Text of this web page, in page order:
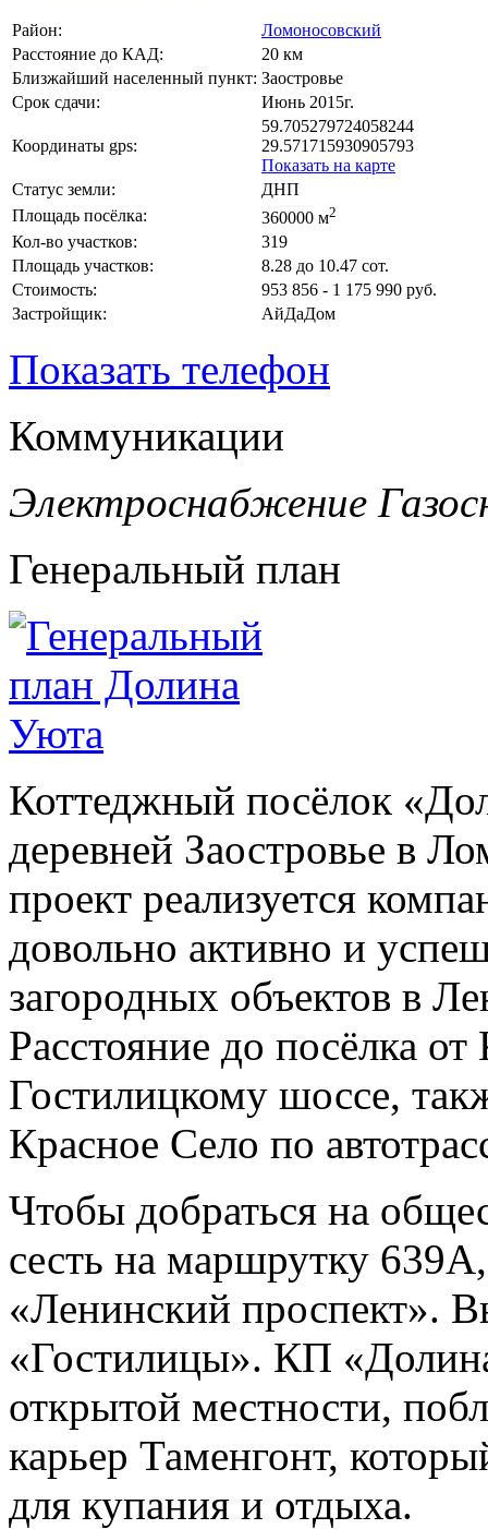
Район:
Ломоносовский
Расстояние до КАД:
20 км
Близжайший населенный пункт: Заостровье
Срок сдачи:
Июнь 2015г.
Координаты gps:
59.705279724058244
29.571715930905793
Показать на карте
Статус земли:
ДНП
Площадь посёлка:
360000 м2
Кол-во участков:
319
Площадь участков:
8.28 до 10.47 сот.
Стоимость:
953 856 - 1 175 990 руб.
Застройщик:
АйДаДом
Показать телефон
Коммуникации
Электроснабжение
Генеральный план
Коттеджный посёлок
деревней Заостровье в
проект реализуется
довольно активно и
загородных объектов в
Расстояние до посёлка
Гостилицкому шоссе,
Красное Село по
Чтобы добраться на
сесть на маршрутку
«Ленинский проспект».
«Гостилицы». КП
открытой местности,
карьер Таменгонт,
для купания и отдыха.